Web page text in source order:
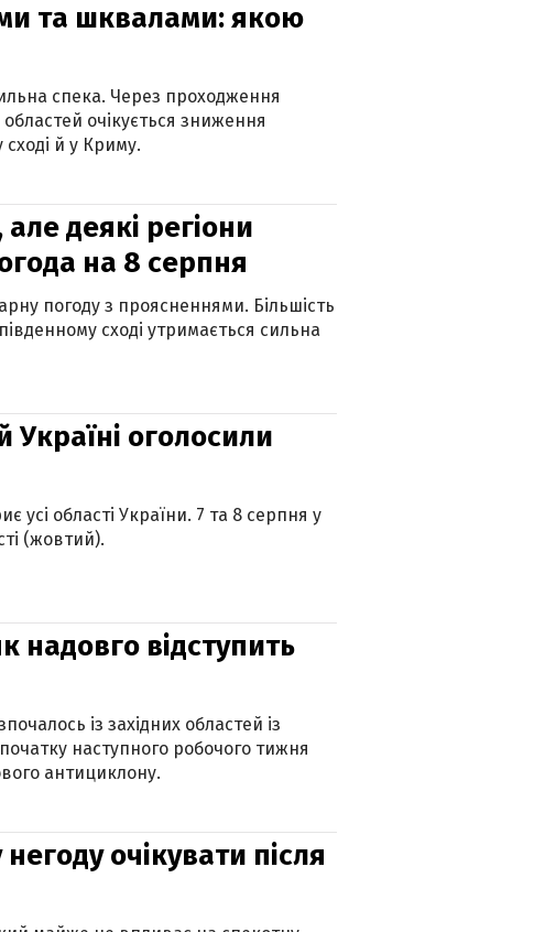
та шквалами: якою
спека. Через проходження
очікується зниження
й у Криму.
деякі регіони
на 8 серпня
погоду з проясненнями. Більшість
сході утримається сильна
Україні оголосили
усі області України. 7 та 8 серпня у
(жовтий).
надовго відступить
із західних областей із
наступного робочого тижня
антициклону.
очікувати після